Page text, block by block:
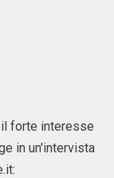
il forte interesse
in un'intervista